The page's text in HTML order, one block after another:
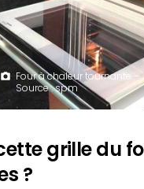
Four à chaleur tournante –
Source : spm
grille du
?